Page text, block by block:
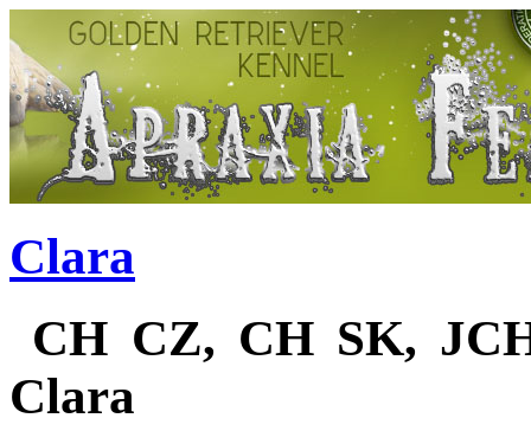
Clara
CH CZ, CH SK,
Clara